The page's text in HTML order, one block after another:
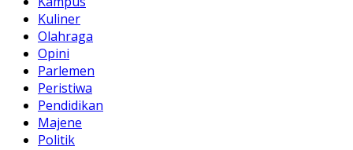
Kuliner
Olahraga
Opini
Parlemen
Peristiwa
Pendidikan
Majene
Politik